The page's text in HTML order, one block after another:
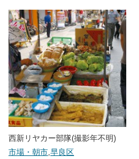
西新リヤカー部隊(撮影年不明)
市場・朝市,早良区